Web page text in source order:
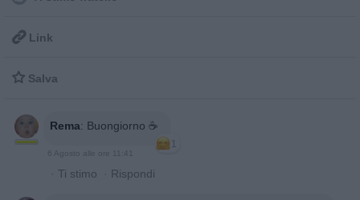
 Link
 Salva
Rema: Buongiorno ☕️
1
6 Agosto alle ore 11:41
· Ti stimo · Rispondi